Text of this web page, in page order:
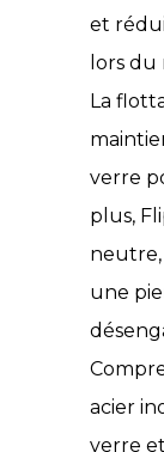
et
lors du
La
verre
plus,
neutre,
une
acier
verre